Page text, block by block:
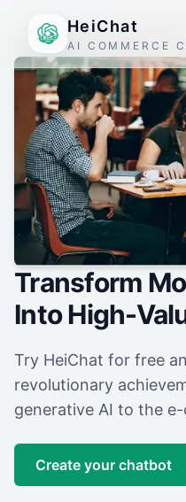
HeiChat
AI COMMERCE
Transform
Into High-
Try HeiChat for free
revolutionary
generative AI to the
Create your chatbot